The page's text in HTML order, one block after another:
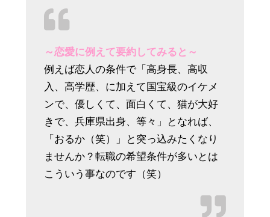
～恋愛に例えて要約してみると～
例えば恋人の条件で「高身長、高収
入、高学歴、に加えて国宝級のイケメ
ンで、優しくて、面白くて、猫が大好
きで、兵庫県出身、等々」となれば、
「おるか（笑）」と突っ込みたくなり
ませんか？転職の希望条件が多いとは
こういう事なのです（笑）